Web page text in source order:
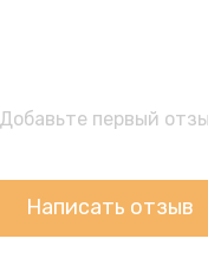
Добавьте первый
Написать отзыв